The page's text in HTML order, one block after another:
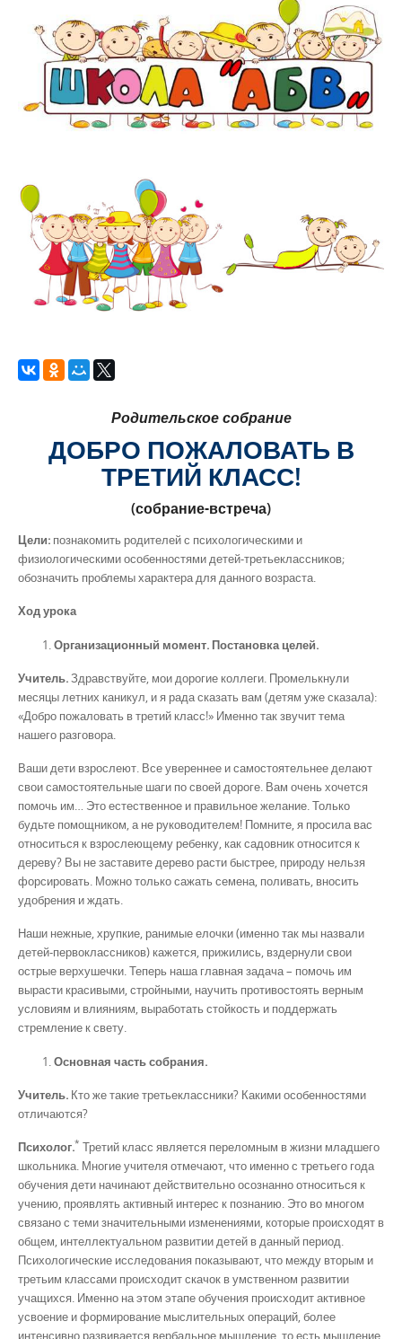
Родительское собрание
ДОБРО ПОЖАЛОВАТЬ В
ТРЕТИЙ КЛАСС!
(собрание-встреча)
Цели: познакомить родителей с психологическими и
физиологическими особенностями детей-третьеклассников;
обозначить проблемы характера для данного возраста.
Ход урока
Организационный момент. Постановка целей.
Учитель.Здравствуйте, мои дорогие коллеги. Промелькнули
месяцы летних каникул, и я рада сказать вам (детям уже сказала):
«Добро пожаловать в третий класс!» Именно так звучит тема
нашего разговора.
Ваши дети взрослеют. Все увереннее и самостоятельнее делают
свои самостоятельные шаги по своей дороге. Вам очень хочется
помочь им… Это естественное и правильное желание. Только
будьте помощником, а не руководителем! Помните, я просила вас
относиться к взрослеющему ребенку, как садовник относится к
дереву? Вы не заставите дерево расти быстрее, природу нельзя
форсировать. Можно только сажать семена, поливать, вносить
удобрения и ждать.
Наши нежные, хрупкие, ранимые елочки (именно так мы назвали
детей-первоклассников) кажется, прижились, вздернули свои
острые верхушечки. Теперь наша главная задача – помочь им
вырасти красивыми, стройными, научить противостоять верным
условиям и влияниям, выработать стойкость и поддержать
стремление к свету.
Основная часть собрания.
Учитель. Кто же такие третьеклассники? Какими особенностями
отличаются?
Психолог.* Третий класс является переломным в жизни младшего
школьника. Многие учителя отмечают, что именно с третьего года
обучения дети начинают действительно осознанно относиться к
учению, проявлять активный интерес к познанию. Это во многом
связано с теми значительными изменениями, которые происходят в
общем, интеллектуальном развитии детей в данный период.
Психологические исследования показывают, что между вторым и
третьим классами происходит скачок в умственном развитии
учащихся. Именно на этом этапе обучения происходит активное
усвоение и формирование мыслительных операций, более
интенсивно развивается вербальное мышление, то есть мышление,